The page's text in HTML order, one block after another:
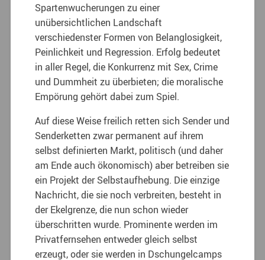
Spartenwucherungen zu einer
unübersichtlichen Landschaft
verschiedenster Formen von Belanglosigkeit,
Peinlichkeit und Regression. Erfolg bedeutet
in aller Regel, die Konkurrenz mit Sex, Crime
und Dummheit zu überbieten; die moralische
Empörung gehört dabei zum Spiel.
Auf diese Weise freilich retten sich Sender und
Senderketten zwar permanent auf ihrem
selbst definierten Markt, politisch (und daher
am Ende auch ökonomisch) aber betreiben sie
ein Projekt der Selbstaufhebung. Die einzige
Nachricht, die sie noch verbreiten, besteht in
der Ekelgrenze, die nun schon wieder
überschritten wurde. Prominente werden im
Privatfernsehen entweder gleich selbst
erzeugt, oder sie werden in Dschungelcamps